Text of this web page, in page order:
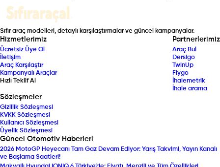
Sıfır araç modelleri, detaylı karşılaştırmalar ve güncel kampanyalar.
Hizmetlerimiz
Ücretsiz Üye Ol
İletişim
Araç Karşılaştır
Kampanyalı Araçlar
Hızlı Teklif Al
Partnerlerimiz
Araç Bul
Dersigo
TwinUp
Fiygo
İhalemetrik
İhale arama
Sözleşmeler
Gizlilik Sözleşmesi
KVKK Sözleşmesi
Kullanıcı Sözleşmesi
Üyelik Sözleşmesi
Güncel Otomotiv Haberleri
2026 MotoGP Heyecanı Tam Gaz Devam Ediyor: Yarış Takvimi, Yayın Kanalı
ve Başlama Saatleri!